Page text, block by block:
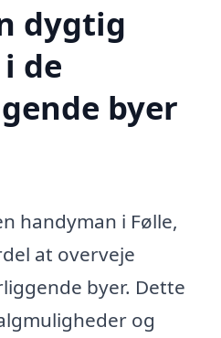
dygtig
de
byer
handyman i Følle,
at overveje
byer. Dette
og